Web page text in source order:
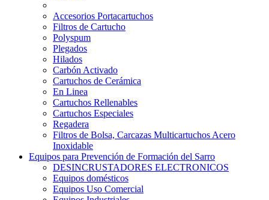
Accesorios Portacartuchos
Filtros de Cartucho
Polyspum
Plegados
Hilados
Carbón Activado
Cartuchos de Cerámica
En Linea
Cartuchos Rellenables
Cartuchos Especiales
Regadera
Filtros de Bolsa, Carcazas Multicartuchos Acero
Inoxidable
Equipos para Prevención de Formación del Sarro
DESINCRUSTADORES ELECTRONICOS
Equipos domésticos
Equipos Uso Comercial